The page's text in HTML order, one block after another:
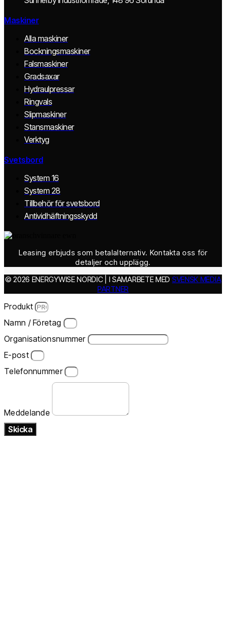
Maskiner
Alla maskiner
Bockningsmaskiner
Falsmaskiner
Gradsaxar
Hydraulpressar
Ringvals
Slipmaskiner
Stansmaskiner
Verktyg
Svetsbord
System 16
System 28
Tillbehör för svetsbord
Antividhäftningsskydd
Leasing erbjuds som betalalternativ. Kontakta oss för
detaljer och upplägg.
© 2026 ENERGYWISE NORDIC | I SAMARBETE MED SVENSK MEDIA
PARTNER
Produkt
Namn / Företag
Organisationsnummer
E-post
Telefonnummer
Meddelande
Skicka